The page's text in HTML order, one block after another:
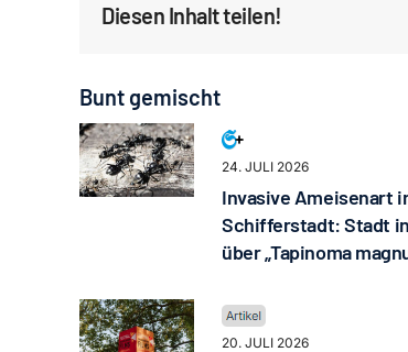
Diesen Inhalt teilen!
Bunt gemischt
24. JULI 2026
Invasive Ameisenart
Schifferstadt: Stadt
über „Tapinoma
20. JULI 2026